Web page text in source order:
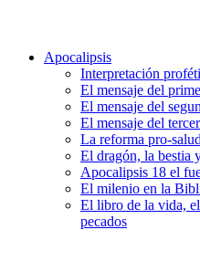
Apocalipsis
Interpretación
El mensaje del
El mensaje del
El mensaje del
La reforma pro-
El dragón, la bestia
Apocalipsis 18 el
El milenio en la
El libro de la vida,
pecados